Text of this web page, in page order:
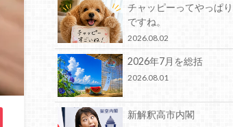
チャッピーってやっぱ
ですね。
2026.08.02
2026年7月を総括
2026.08.01
新解釈高市内閣